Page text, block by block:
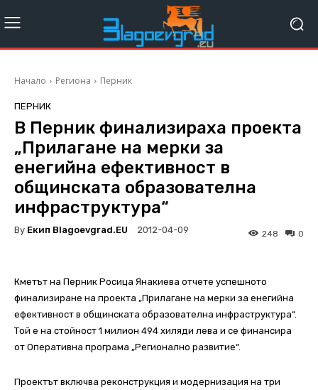
Начало Региона Перник
ПЕРНИК
В Перник финализираха проекта
„Прилагане на мерки за
енегийна ефективност в
общинската образователна
инфраструктура“
By Екип Blagoevgrad.EU 2012-04-09 0
248
Кметът на Перник Росица Янакиева отчете успешното
финализиране на проекта „Прилагане на мерки за енегийна
ефективност в общинската образователна инфраструктура“.
Той е на стойност 1 милион 494 хиляди лева и се финансира
от Оперативна програма „Регионално развитие“.
Проектът включва реконструкция и модернизация на три